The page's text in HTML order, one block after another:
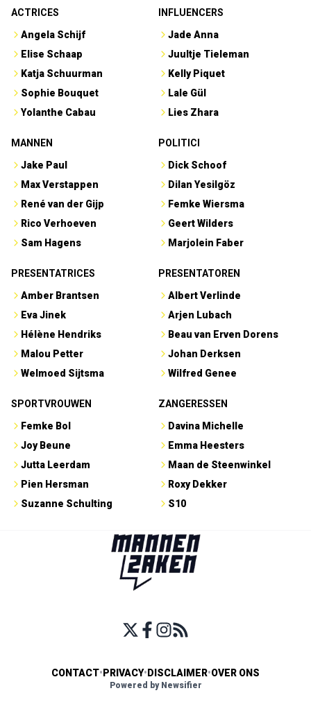
ACTRICES
Angela Schijf
Elise Schaap
Katja Schuurman
Sophie Bouquet
Yolanthe Cabau
INFLUENCERS
Jade Anna
Juultje Tieleman
Kelly Piquet
Lale Gül
Lies Zhara
MANNEN
Jake Paul
Max Verstappen
René van der Gijp
Rico Verhoeven
Sam Hagens
POLITICI
Dick Schoof
Dilan Yesilgöz
Femke Wiersma
Geert Wilders
Marjolein Faber
PRESENTATRICES
Amber Brantsen
Eva Jinek
Hélène Hendriks
Malou Petter
Welmoed Sijtsma
PRESENTATOREN
Albert Verlinde
Arjen Lubach
Beau van Erven Dorens
Johan Derksen
Wilfred Genee
SPORTVROUWEN
Femke Bol
Joy Beune
Jutta Leerdam
Pien Hersman
Suzanne Schulting
ZANGERESSEN
Davina Michelle
Emma Heesters
Maan de Steenwinkel
Roxy Dekker
S10
CONTACT• PRIVACY• DISCLAIMER•OVER ONS
Powered by Newsifier